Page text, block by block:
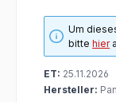
Um
bittehier
ET: 25.11.2026
Hersteller: